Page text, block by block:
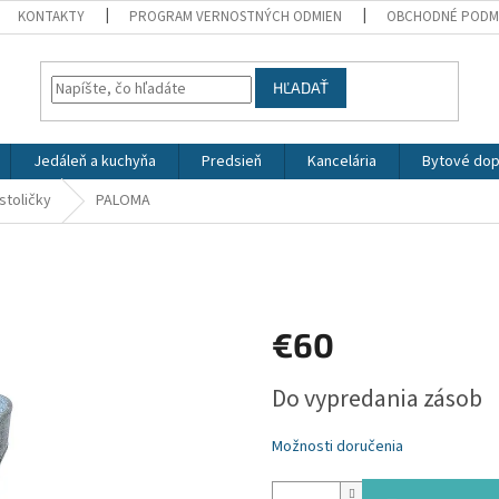
KONTAKTY PROGRAM VERNOSTNÝCH ODMIEN OBCHODNÉ
HĽADAŤ
Jedáleň a kuchyňa Predsieň Kancelária Bytové
PALOMA
€60
cena:
Do vypredania zásob
Možnosti doručenia